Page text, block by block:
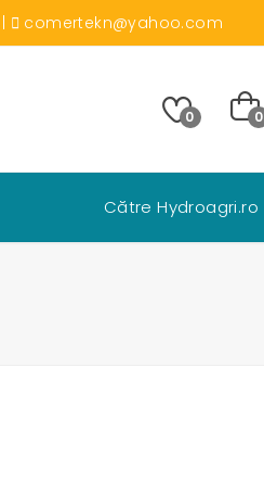
comertekn@yahoo.com
0 0
Către Hydroagri.ro